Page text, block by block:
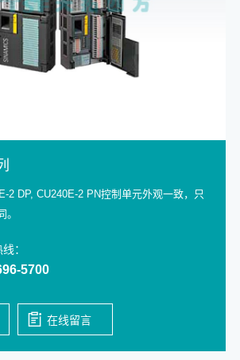
2 DP, CU240E-2 PN控制单元外观一致，只
：
5700